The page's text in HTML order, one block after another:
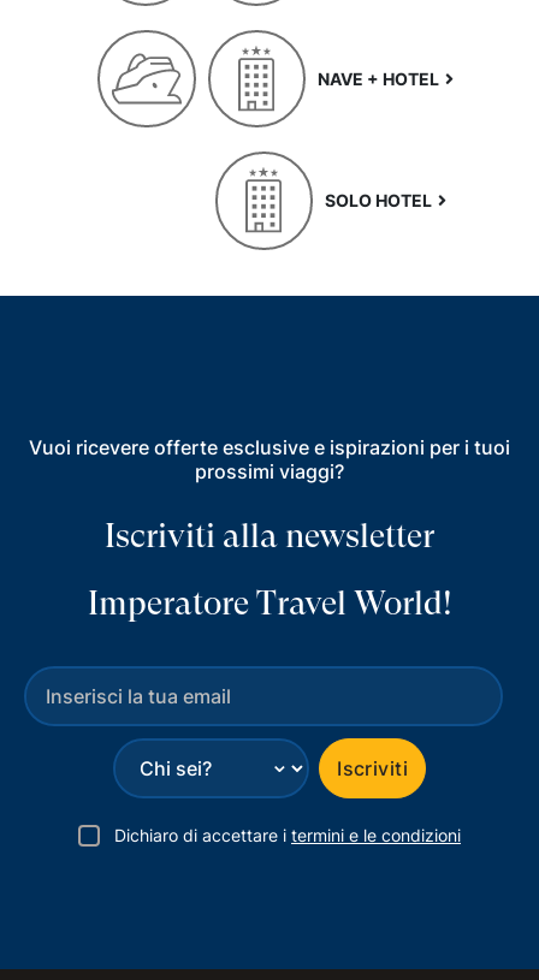
NAVE + HOTEL
SOLO HOTEL
Vuoi ricevere offerte esclusive e ispirazioni per i tuoi
prossimi viaggi?
Iscriviti alla newsletter
Imperatore Travel World!
⌄ Iscriviti
Dichiaro di accettare i termini e le condizioni